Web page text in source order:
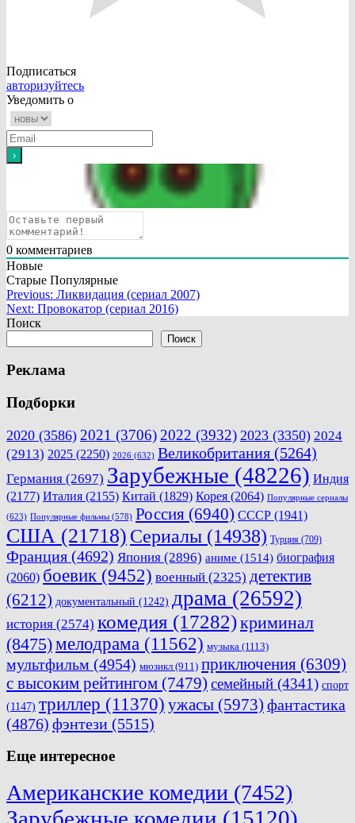
Подписаться
авторизуйтесь
Уведомить о
0 комментариев
Новые
Старые Популярные
Навигация
по
Previous: Ликвидация (сериал 2007)
Next: Провокатор (сериал 2016)
Поиск
Поиск
Реклама
Подборки
2020 (3586) 2021 (3706) 2022 (3932) 2023 (3350) 2024
(2913) 2025 (2250) 2026 (632) Великобритания (5264)
Германия (2697) Зарубежные (48226) Индия
(2177) Италия (2155) Китай (1829) Корея (2064) Популярные сериалы
(623) Популярные фильмы (578) Россия (6940) СССР (1941)
США (21718) Сериалы (14938) Турция (709)
Франция (4692) Япония (2896) аниме (1514) биография
(2060) боевик (9452) военный (2325) детектив
(6212) документальный (1242) драма (26592)
история (2574) комедия (17282)криминал
(8475)мелодрама (11562) музыка (1113)
мультфильм (4954) мюзикл (911) приключения (6309)
с высоким рейтингом (7479) семейный (4341) спорт
(1147) триллер (11370) ужасы (5973) фантастика
(4876) фэнтези (5515)
Еще интересное
Американские комедии (7452)